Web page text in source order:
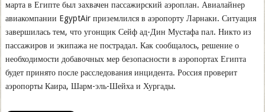
марта в Египте был захвачен пассажирский аэроплан. Авиалайнер
авиакомпании EgyptAir приземлился в аэропорту Ларнаки. Ситуация
завершилась тем, что угонщик Сейф ад-Дин Мустафа пал. Никто из
пассажиров и экипажа не пострадал. Как сообщалось, решение о
необходимости добавочных мер безопасности в аэропортах Египта
будет принято после расследования инцидента. Россия проверит
аэропорты Каира, Шарм-эль-Шейха и Хургады.